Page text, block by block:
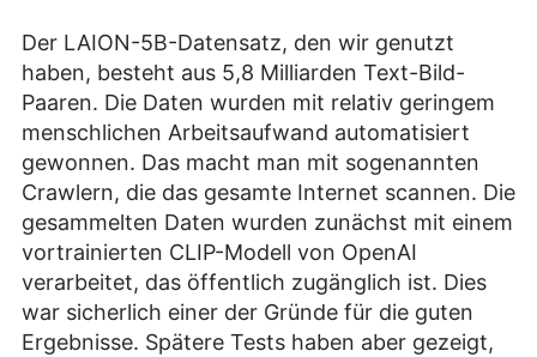
Der LAION-5B-Datensatz, den wir genutzt
haben, besteht aus 5,8 Milliarden Text-Bild-
Paaren. Die Daten wurden mit relativ geringem
menschlichen Arbeitsaufwand automatisiert
gewonnen. Das macht man mit sogenannten
Crawlern, die das gesamte Internet scannen. Die
gesammelten Daten wurden zunächst mit einem
vortrainierten CLIP-Modell von OpenAI
verarbeitet, das öffentlich zugänglich ist. Dies
war sicherlich einer der Gründe für die guten
Ergebnisse. Spätere Tests haben aber gezeigt,